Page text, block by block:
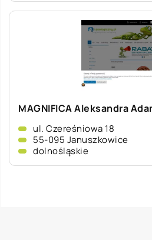
MAGNIFICA Aleksandra
ul. Czereśniowa 18
55-095 Januszkowice
dolnośląskie